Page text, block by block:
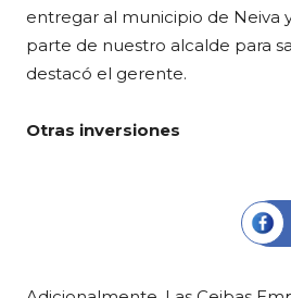
entregar al municipio de Neiva
parte de nuestro alcalde para
destacó el gerente.
Otras inversiones